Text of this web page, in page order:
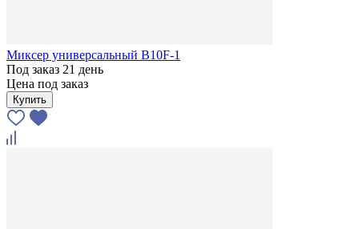
Миксер универсальный В10F-1
Под заказ 21 день
Цена под заказ
Купить